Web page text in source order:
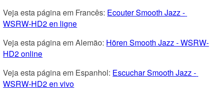
Veja esta página em Francês: Ecouter Smooth Jazz -
WSRW-HD2 en ligne
Veja esta página em Alemão: Hören Smooth Jazz - WSRW-
HD2 online
Veja esta página em Espanhol: Escuchar Smooth Jazz -
WSRW-HD2 en vivo